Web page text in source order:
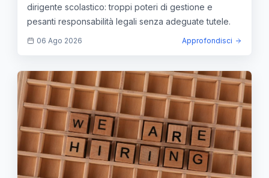
dirigente scolastico: troppi poteri di gestione e
pesanti responsabilità legali senza adeguate tutele.
06 Ago 2026 Approfondisci